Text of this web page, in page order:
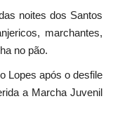
noites dos Santos
marchantes,
no pão.
Lopes após o desfile
a Marcha Juvenil